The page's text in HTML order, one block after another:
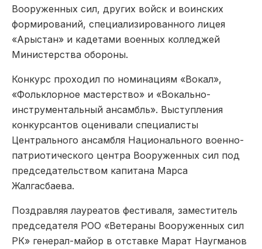
Вооруженных сил, других войск и воинских
формирований, специализированного лицея
«Арыстан» и кадетами военных колледжей
Министерства обороны.
Конкурс проходил по номинациям «Вокал»,
«Фольклорное мастерство» и «Вокально-
инструментальный ансамбль». Выступления
конкурсантов оценивали специалисты
Центрального ансамбля Национального военно-
патриотического центра Вооруженных сил под
председательством капитана Марса
Жалгасбаева.
Поздравляя лауреатов фестиваля, заместитель
председателя РОО «Ветераны Вооруженных сил
РК» генерал-майор в отставке Марат Наугманов